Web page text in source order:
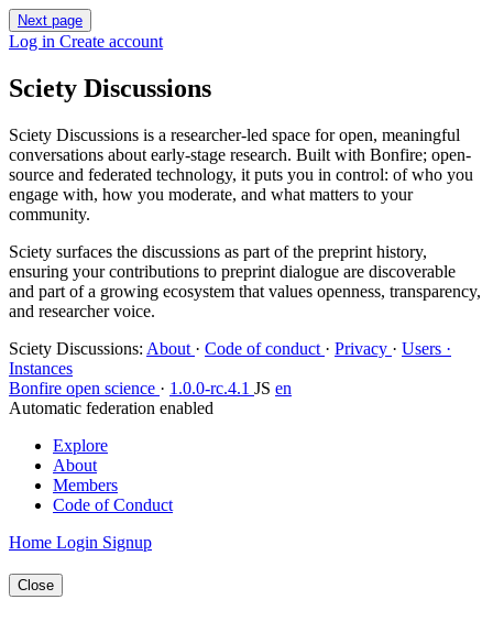
Next page
Log in Create account
Sciety Discussions
Sciety Discussions is a researcher-led space for open, meaningful
conversations about early-stage research. Built with Bonfire; open-
source and federated technology, it puts you in control: of who you
engage with, how you moderate, and what matters to your
community.
Sciety surfaces the discussions as part of the preprint history,
ensuring your contributions to preprint dialogue are discoverable
and part of a growing ecosystem that values openness, transparency,
and researcher voice.
Sciety Discussions: About · Code of conduct · Privacy · Users ·
Instances
Bonfire open science · 1.0.0-rc.4.1 JS en
Automatic federation enabled
Explore
About
Members
Code of Conduct
Home Login Signup
Close